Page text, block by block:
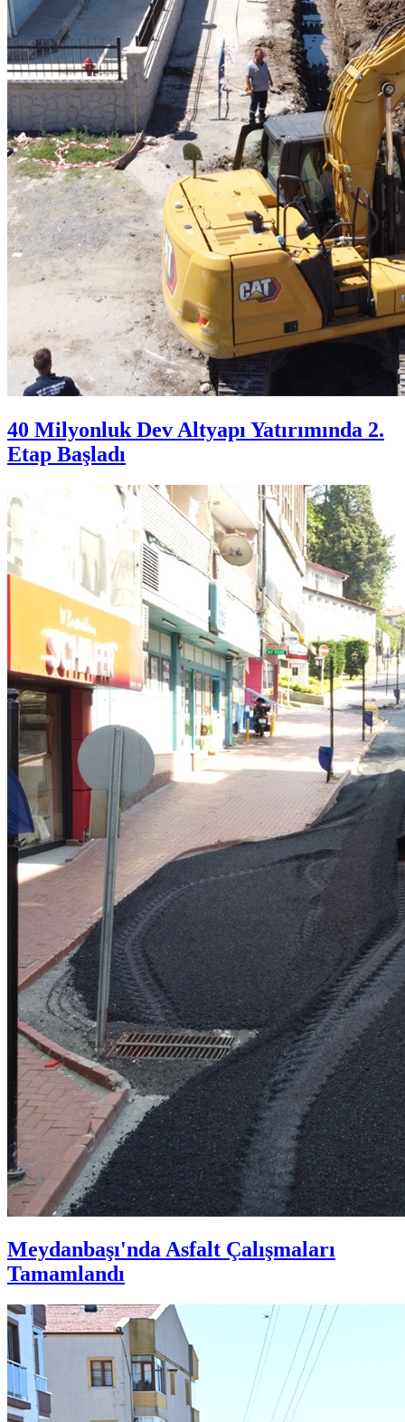
40 Milyonluk Dev Altyapı Yatırımında 2.
Etap Başladı
Meydanbaşı'nda Asfalt Çalışmaları
Tamamlandı